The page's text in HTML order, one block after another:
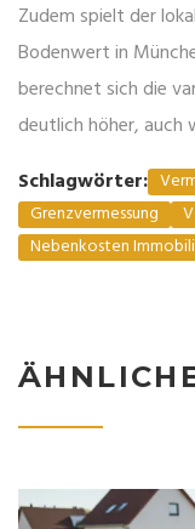
Zudem spielt der
Bodenwert in
berechnet sich die
deutlich höher, auch
Schlagwörter:
Grenzvermessung
Nebenkosten